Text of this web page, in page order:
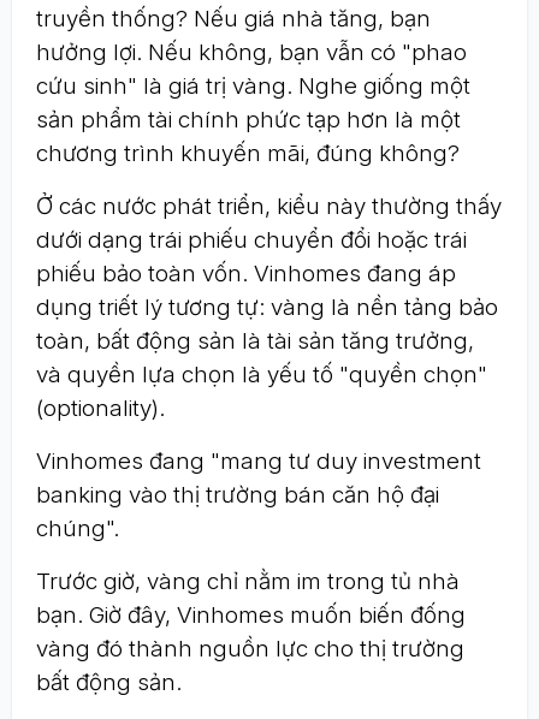
truyền thống? Nếu giá nhà tăng, bạn
hưởng lợi. Nếu không, bạn vẫn có "phao
cứu sinh" là giá trị vàng. Nghe giống một
sản phẩm tài chính phức tạp hơn là một
chương trình khuyến mãi, đúng không?
Ở các nước phát triển, kiểu này thường thấy
dưới dạng trái phiếu chuyển đổi hoặc trái
phiếu bảo toàn vốn. Vinhomes đang áp
dụng triết lý tương tự: vàng là nền tảng bảo
toàn, bất động sản là tài sản tăng trưởng,
và quyền lựa chọn là yếu tố "quyền chọn"
(optionality).
Vinhomes đang "mang tư duy investment
banking vào thị trường bán căn hộ đại
chúng".
Trước giờ, vàng chỉ nằm im trong tủ nhà
bạn. Giờ đây, Vinhomes muốn biến đống
vàng đó thành nguồn lực cho thị trường
bất động sản.